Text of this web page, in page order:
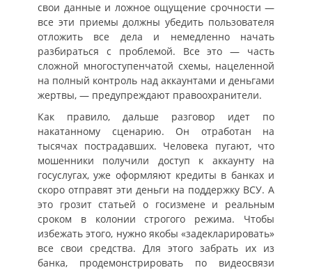
свои данные и ложное ощущение срочности —
все эти приемы должны убедить пользователя
отложить все дела и немедленно начать
разбираться с проблемой. Все это — часть
сложной многоступенчатой схемы, нацеленной
на полный контроль над аккаунтами и деньгами
жертвы, — предупреждают правоохранители.
Как правило, дальше разговор идет по
накатанному сценарию. Он отработан на
тысячах пострадавших. Человека пугают, что
мошенники получили доступ к аккаунту на
госуслугах, уже оформляют кредиты в банках и
скоро отправят эти деньги на поддержку ВСУ. А
это грозит статьей о госизмене и реальным
сроком в колонии строгого режима. Чтобы
избежать этого, нужно якобы «задекларировать»
все свои средства. Для этого забрать их из
банка, продемонстрировать по видеосвязи